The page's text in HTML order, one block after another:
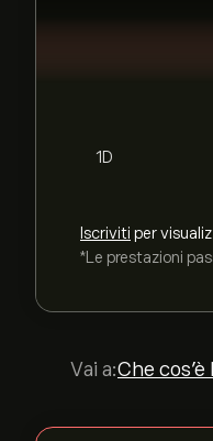
1D
Iscriviti per
*Le prestazioni
Vai a:Che cos'è